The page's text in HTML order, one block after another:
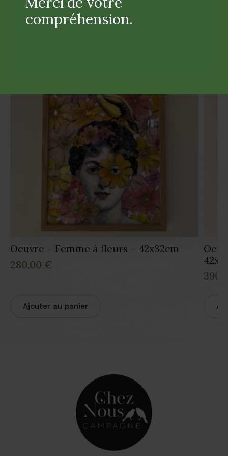
Produits similaires
Oeuvre – Femme à fleurs – 42x32cm
280,00 €
Ajouter au panier
compréhension.